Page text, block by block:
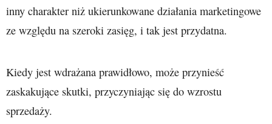
inny charakter niż ukierunkowane działania marketingowe
ze względu na szeroki zasięg, i tak jest przydatna.
Kiedy jest wdrażana prawidłowo, może przynieść
zaskakujące skutki, przyczyniając się do wzrostu
sprzedaży.